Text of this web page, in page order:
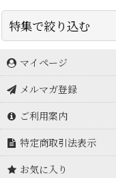
特集で絞り込む
アイスブレーカー
アークテリクス Arc'teryx
アドフリクション
アルトラ ALTRA
マイページ
メルマガ登録
ご利用案内
特定商取引法表示
お気に入り